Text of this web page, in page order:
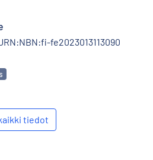
fe2023013113090
tiedot